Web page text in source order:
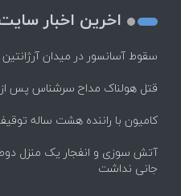
اخرین اخبار
سقوط آسانسور در میدان آرژانتین تهران/ ۹ نفر
قتل هولناک مداح سرشناس پس
کامیون با راننده هشت ساله
آتش سوزی و انفجار یک منزل
جانی نداشت